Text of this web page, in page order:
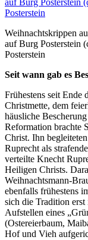
Weihnachtskrippen
auf Burg Posterstein
Posterstein
Seit wann gab es
Frühestens seit Ende
Christmette, dem
häusliche
Reformation brachte
Christ. Ihn
Ruprecht als
verteilte Knecht
Heiligen Christs.
Weihnachtsmann-
ebenfalls frühestens
sich die Tradition
Aufstellen eines
(Ostereierbaum,
Hof und Vieh